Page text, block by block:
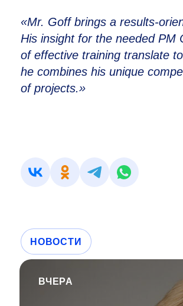
«Mr. Goff brings a results-
His insight for the needed PM
of effective training translate
he combines his unique
of projects.»
НОВОСТИ
ВЧЕРА